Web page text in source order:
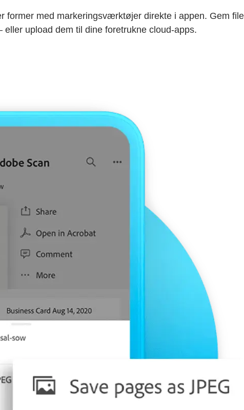
former med markeringsværktøjer direkte i appen. Gem
upload dem til dine foretrukne cloud-apps.